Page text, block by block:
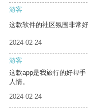
游客
这款软件的社区氛围非常
2024-02-24
游客
这款app是我旅行的好帮
人情。
2024-02-24